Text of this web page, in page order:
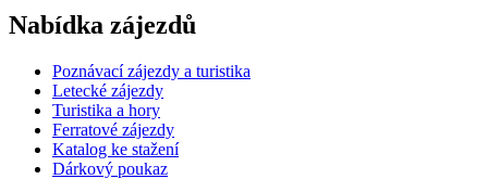
Nabídka zájezdů
Poznávací zájezdy a turistika
Letecké zájezdy
Turistika a hory
Ferratové zájezdy
Katalog ke stažení
Dárkový poukaz